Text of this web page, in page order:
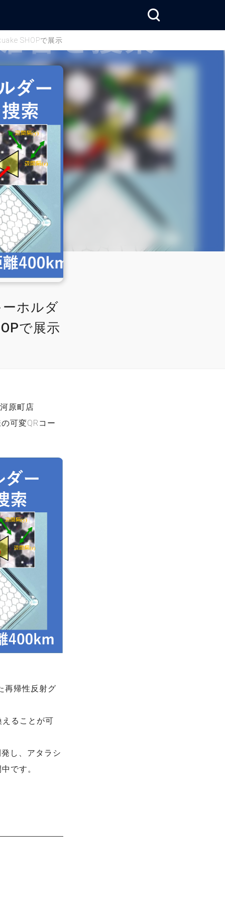
SHOPで展示
ーホルダ
で展示
原町店
可変QRコー
再帰性反射グ
ることが可
し、アタラシ
です。